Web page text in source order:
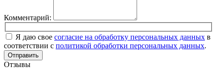
Комментарий:
Я даю свое согласие на обработку персональных данных в
соответствии с политикой обработки персональных данных.
Отправить
Отзывы